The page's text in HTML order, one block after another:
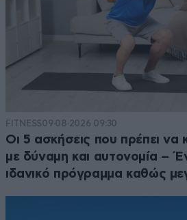
FITNESS09·08·2026 09:30
Οι 5 ασκήσεις που πρέπει να
με δύναμη και αυτονομία –
ιδανικό πρόγραμμα καθώς